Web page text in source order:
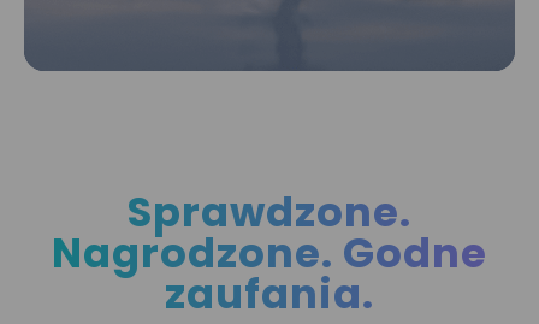
Sprawdzone.
Nagrodzone. Godne
zaufania.